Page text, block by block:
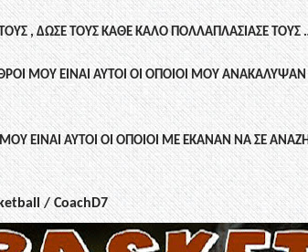
, ΔΩΣΕ ΤΟΥΣ ΚΑΘΕ ΚΑΛΟ ΠΟΛΛΑΠΛΑΣΙΑΣΕ ΤΟΥΣ
ΜΟΥ ΕΙΝΑΙ ΑΥΤΟΙ ΟΙ ΟΠΟΙΟΙ ΜΟΥ
ΕΙΝΑΙ ΑΥΤΟΙ ΟΙ ΟΠΟΙΟΙ ΜΕ ΕΚΑΝΑΝ ΝΑ ΣΕ
/ CoachD7